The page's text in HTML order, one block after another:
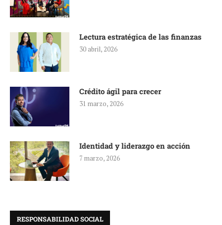
Lectura estratégica de las finanzas
30 abril, 2026
Crédito ágil para crecer
31 marzo, 2026
Identidad y liderazgo en acción
7 marzo, 2026
RESPONSABILIDAD SOCIAL